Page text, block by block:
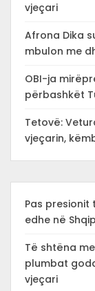
vjeçari
Afrona Dika
mbulon me
OBI-ja
përbashkët
Tetovë:
vjeçarin,
Pas
edhe në
Të shtëna
plumbat
vjeçari